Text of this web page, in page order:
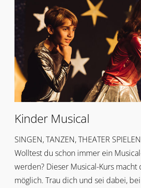
Kinder Musical
SINGEN, TANZEN, THEATER SPIELEN
Wolltest du schon immer ein
werden? Dieser Musical-Kurs macht
möglich. Trau dich und sei dabei,